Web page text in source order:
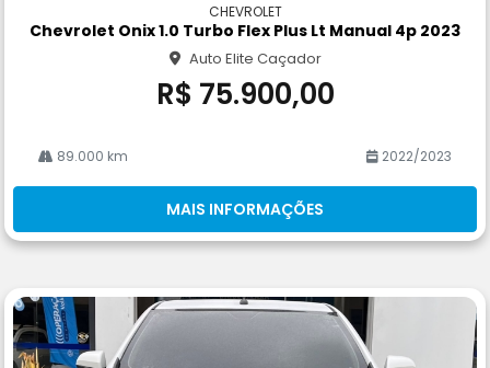
rtil
CHEVROLET
Chevrolet Onix 1.0 Turbo Flex Plus Lt Manual 4p 2023
Auto Elite Caçador
R$ 75.900,00
89.000 km 2022/2023
MAIS INFORMAÇÕES